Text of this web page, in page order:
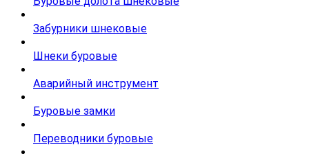
Забурники шнековые
Шнеки буровые
Аварийный инструмент
Буровые замки
Переводники буровые